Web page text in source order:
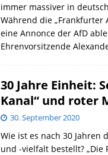
immer massiver in
Während die „Frankfurter
eine Annonce der AfD
Ehrenvorsitzende
30 Jahre Einheit:
Kanal“ und roter
30. September 2020
Wie ist es nach 30 Jahren
und -vielfalt bestellt? „Die